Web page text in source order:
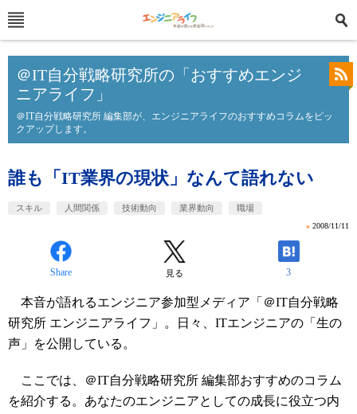
＠IT自分戦略研究所の「おすすめエンジ
ニアライフ」
＠IT自分戦略研究所 編集部が、エンジニアライフのおすすめコラムをピッ
クアップします。
誰も「IT業界の現状」なんて語れない
スキル 人間関係 技術動向 業界動向 職場
» 2008/11/11
Share 見る 3
本音が語れるエンジニア参加型メディア「＠IT自分戦略
研究所 エンジニアライフ」。日々、ITエンジニアの「生の
声」を公開している。
ここでは、＠IT自分戦略研究所 編集部おすすめのコラム
を紹介する。あなたのエンジニアとしての成長に役立つ内